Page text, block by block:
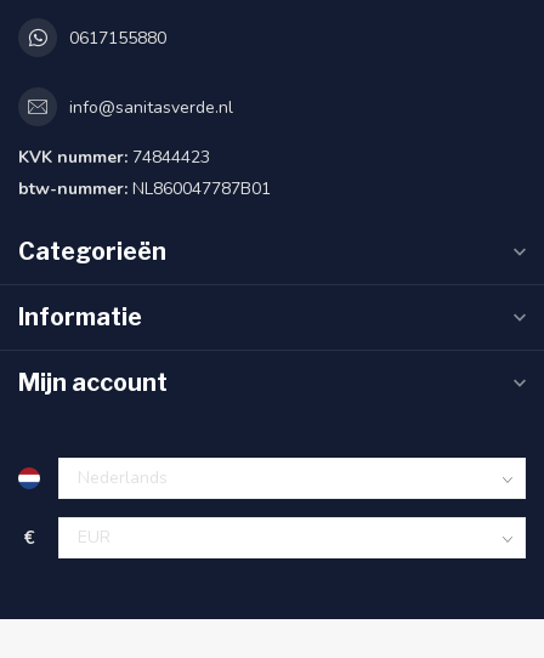
0617155880
info@sanitasverde.nl
KVK nummer: 74844423
btw-nummer: NL860047787B01
Categorieën
Informatie
Mijn account
€